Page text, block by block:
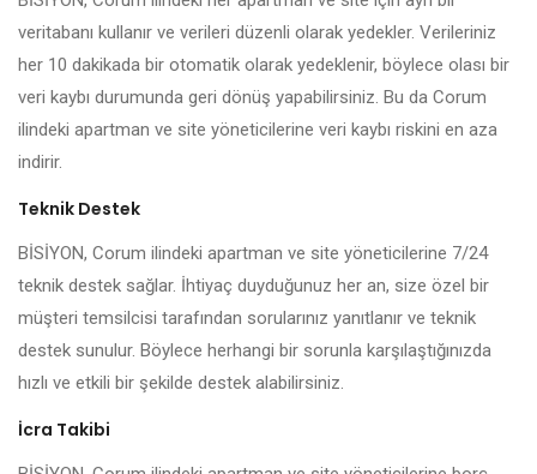
veritabanı kullanır ve verileri düzenli olarak yedekler. Verileriniz
her 10 dakikada bir otomatik olarak yedeklenir, böylece olası bir
veri kaybı durumunda geri dönüş yapabilirsiniz. Bu da Corum
ilindeki apartman ve site yöneticilerine veri kaybı riskini en aza
indirir.
Teknik Destek
BİSİYON, Corum ilindeki apartman ve site yöneticilerine 7/24
teknik destek sağlar. İhtiyaç duyduğunuz her an, size özel bir
müşteri temsilcisi tarafından sorularınız yanıtlanır ve teknik
destek sunulur. Böylece herhangi bir sorunla karşılaştığınızda
hızlı ve etkili bir şekilde destek alabilirsiniz.
İcra Takibi